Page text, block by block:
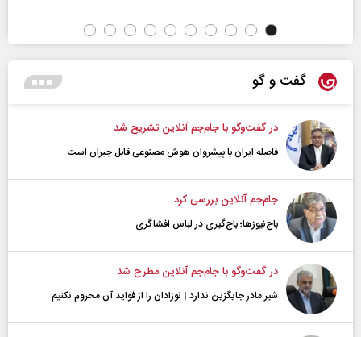
گفت و گو
در گفت‌و‌گو با جام‌جم آنلاین تشریح شد
فاصله ایران با پیشرو‌ان هوش مصنوعی قابل جبران است
جام‌جم آنلاین بررسی کرد
باج‌نیوزها؛ باج‌گیری در لباس افشاگری
در گفت‌و‌گو با جام‌جم آنلاین مطرح شد
شیر مادر جایگزین ندارد | نوزادان را از فواید آن محروم نکنیم